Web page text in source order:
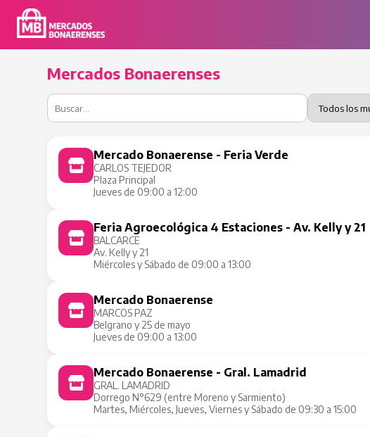
Mercados Bonaerenses
Mercado Bonaerense - Feria Verde
CARLOS TEJEDOR
Plaza Principal
Jueves de 09:00 a 12:00
Feria Agroecológica 4 Estaciones - Av. Kelly y 21
BALCARCE
Av. Kelly y 21
Miércoles y Sábado de 09:00 a 13:00
Mercado Bonaerense
MARCOS PAZ
Belgrano y 25 de mayo
Jueves de 09:00 a 13:00
Mercado Bonaerense - Gral. Lamadrid
GRAL. LAMADRID
Dorrego N°629 (entre Moreno y Sarmiento)
Martes, Miércoles, Jueves, Viernes y Sábado de 09:30 a 15:00